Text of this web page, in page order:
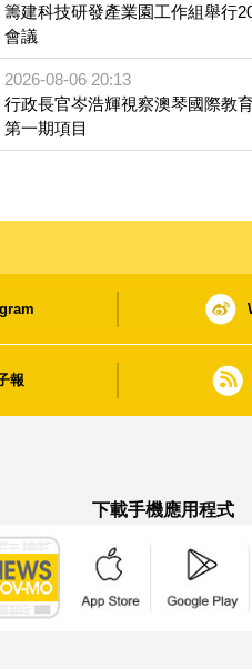
籌建科技研發產業園工作組舉行
會議
2026-08-06 20:13
行政長官岑浩輝視察澳琴國際教
第一期項目
報
下載手機應用程式